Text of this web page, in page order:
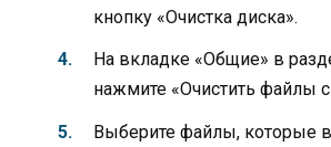
кнопку «Очистка диска».
На вкладке «Общие» в
нажмите «Очистить файлы
Выберите файлы, которые